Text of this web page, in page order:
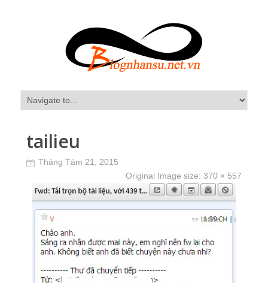
tailieu
Tháng Tám 21, 2015
Original Image size: 370 × 557